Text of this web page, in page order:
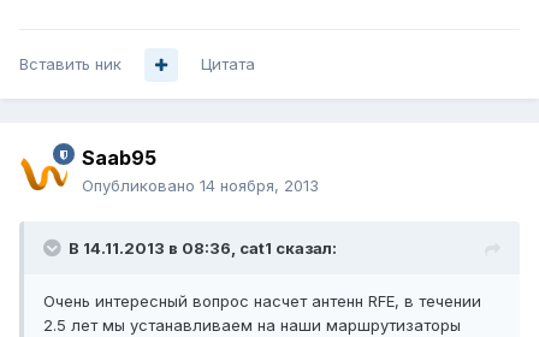
Вставить ник Цитата
Saab95
Опубликовано 14 ноября, 2013
В 14.11.2013 в 08:36, cat1 сказал:
Очень интересный вопрос насчет антенн RFE, в течении
2.5 лет мы устанавливаем на наши маршрутизаторы